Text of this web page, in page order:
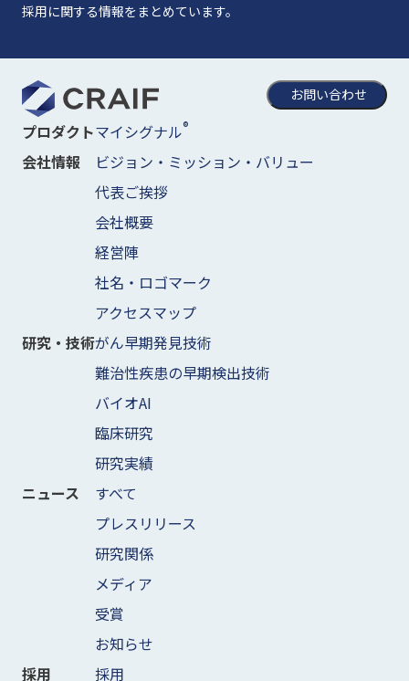
採用に関する情報をまとめています。
お問い合わせ
プロダクトマイシグナル®
会社情報
ビジョン・ミッション・バリュー
代表ご挨拶
会社概要
経営陣
社名・ロゴマーク
アクセスマップ
研究・技術がん早期発見技術
難治性疾患の早期検出技術
バイオAI
臨床研究
研究実績
ニュース
すべて
プレスリリース
研究関係
メディア
受賞
お知らせ
採用
採用